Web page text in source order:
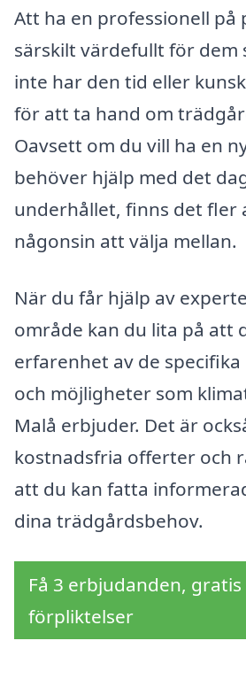
Att ha en professionell på
särskilt värdefullt för dem
inte har den tid eller
för att ta hand om
Oavsett om du vill ha en
behöver hjälp med det
underhållet, finns det fler
någonsin att välja mellan.
När du får hjälp av
område kan du lita på att
erfarenhet av de
och möjligheter som
Malå erbjuder. Det är
kostnadsfria offerter och
att du kan fatta
dina trädgårdsbehov.
Få 3 erbjudanden,
förpliktelser